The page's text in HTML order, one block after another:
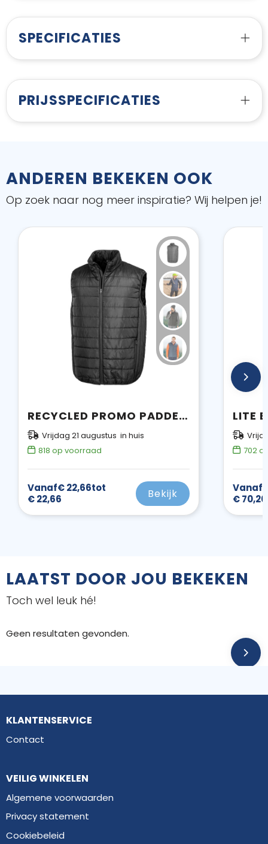
SPECIFICATIES
PRIJSSPECIFICATIES
ANDEREN BEKEKEN OOK
Op zoek naar nog meer inspiratie? Wij helpen je!
RECYCLED PROMO PADDED BODYWARMER
Vrijdag 21 augustus in huis
818 op voorraad
Vanaf€ 22,66tot
€ 22,66
Bekijk
LITE
702
Vanaf
€ 70,20
LAATST DOOR JOU BEKEKEN
Toch wel leuk hé!
Geen resultaten gevonden.
KLANTENSERVICE
Contact
VEILIG WINKELEN
Algemene voorwaarden
Privacy statement
Cookiebeleid